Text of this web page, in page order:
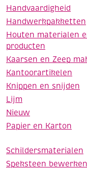
Handvaardigheid
Handwerkpakketten
Houten materialen
producten
Kaarsen en Zeep
Kantoorartikelen
Knippen en snijden
Lijm
Nieuw
Papier en Karton
Schildersmaterialen
Speksteen bewerken